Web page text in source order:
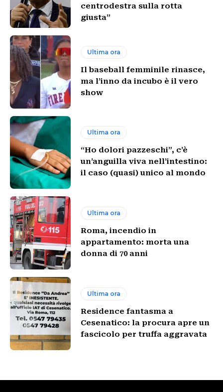
centrodestra sulla rotta
giusta”
Ultima ora
Il baseball femminile rinasce,
ma l’inno da incubo è il vero
show
Ultima ora
“Ho dolori pazzeschi”, c’è
un’anguilla viva nell’intestino:
il caso (quasi) unico al mondo
Ultima ora
Roma, incendio in
appartamento: morta una
donna di 70 anni
Ultima ora
Residence fantasma a
Cesenatico: la procura apre un
fascicolo per truffa aggravata